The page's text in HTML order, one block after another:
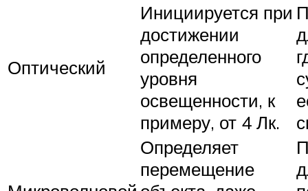
Оптический
Инициируется при
достижении
определенного
уровня
освещенности, к
примеру, от 4 Лк.
Определяет
перемещение